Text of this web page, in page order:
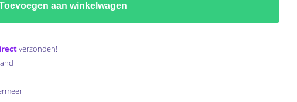
aan winkelwagen
verzonden!